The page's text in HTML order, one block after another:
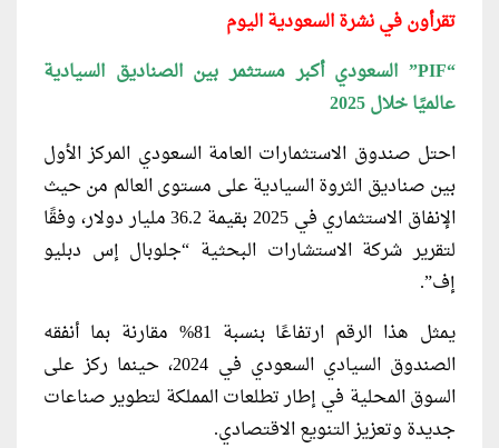
تقرأون في نشرة السعودية اليوم
“PIF” السعودي أكبر مستثمر بين الصناديق السيادية
عالميًا خلال 2025
احتل صندوق الاستثمارات العامة السعودي المركز الأول
بين صناديق الثروة السيادية على مستوى العالم من حيث
الإنفاق الاستثماري في 2025 بقيمة 36.2 مليار دولار، وفقًا
لتقرير شركة الاستشارات البحثية “جلوبال إس دبليو
إف”.
يمثل هذا الرقم ارتفاعًا بنسبة 81% مقارنة بما أنفقه
الصندوق السيادي السعودي في 2024، حينما ركز على
السوق المحلية في إطار تطلعات المملكة لتطوير صناعات
جديدة وتعزيز التنويع الاقتصادي.